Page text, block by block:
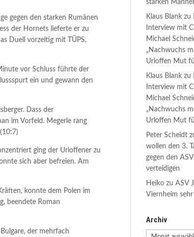
gegen den starken Rumänen
der Hornets lieferte er zu
Duell vorzeitig mit TÜPS.
vor Schluss führte der
ein und gewann den
Dass der
im Vorfeld. Megerle rang
ging der Urloffener zu
sich aber befreien. Am
konnte dem Polen im
beendete Roman
der mehrfach
starken
Klaus Blank zu
Interview mit
Michael
„Nachwuchs
Urloffen Mut
Klaus Blank zu
Interview mit
Michael
„Nachwuchs
Urloffen Mut
Peter Scheidt
wollen den 3.
gegen den
verteidigen
Heiko zuASV
Viernheim
Archiv
Archiv